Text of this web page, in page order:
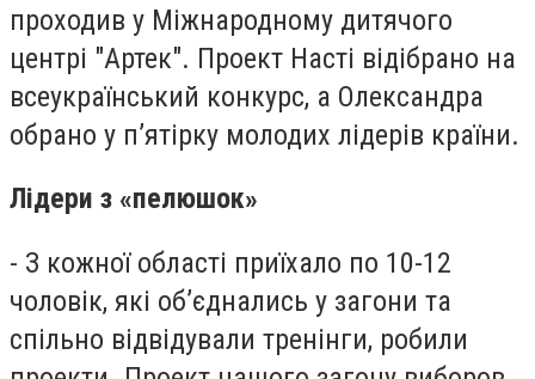
проходив у Міжнародному дитячого
центрі "Артек". Проект Насті відібрано на
всеукраїнський конкурс, а Олександра
обрано у п’ятірку молодих лідерів країни.
Лідери з «пелюшок»
- З кожної області приїхало по 10-12
чоловік, які об’єднались у загони та
спільно відвідували тренінги, робили